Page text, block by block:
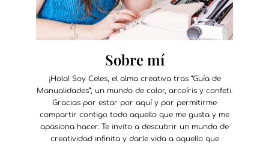
Sobre mí
¡Hola! Soy Celes, el alma creativa tras “Guía de
Manualidades”, un mundo de color, arcoíris y confeti.
Gracias por estar por aquí y por permitirme
compartir contigo todo aquello que me gusta y me
apasiona hacer. Te invito a descubrir un mundo de
creatividad infinita y darle vida a aquello que